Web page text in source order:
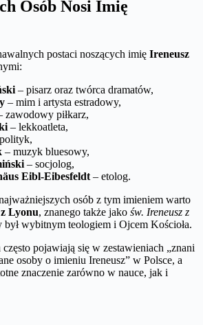
Osób Nosi Imię
postaci noszących imię Ireneusz
– pisarz oraz twórca dramatów,
– mim i artysta estradowy,
zawodowy piłkarz,
– lekkoatleta,
– muzyk bluesowy,
– socjolog,
Eibl-Eibesfeldt – etolog.
osób z tym imieniem warto
Lyonu, znanego także jako św. Ireneusz z
był wybitnym teologiem i Ojcem Kościoła.
pojawiają się w zestawieniach „znani
osoby o imieniu Ireneusz” w Polsce, a
znaczenie zarówno w nauce, jak i